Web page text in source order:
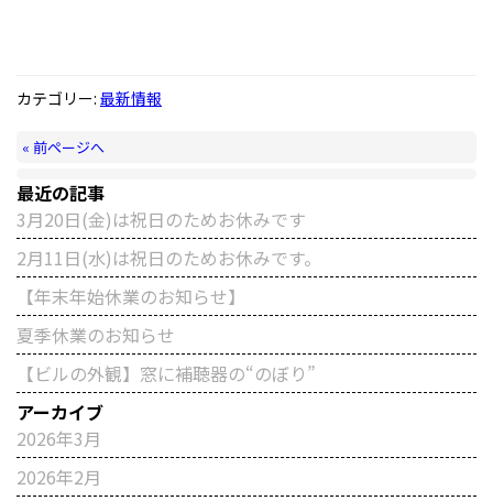
カテゴリー: 最新情報
« 前ページへ
最近の記事
3月20日(金)は祝日のためお休みです
2月11日(水)は祝日のためお休みです。
【年末年始休業のお知らせ】
夏季休業のお知らせ
【ビルの外観】窓に補聴器の“のぼり”
アーカイブ
2026年3月
2026年2月